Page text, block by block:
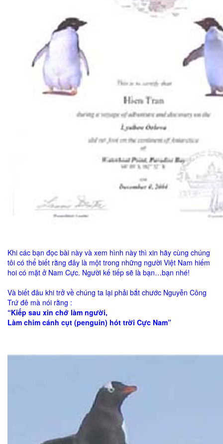
Khi các bạn đọc bài này và xem hình này thì xin hãy cùng chúng
tôi có thể biết rằng đây là một trong những người Việt Nam hiếm
hoi có mặt ở Nam Cực. Người kế tiếp sẽ là bạn…bạn nhé!
Và biết đâu khi trở về chúng ta lại phải bắt chước Nguyễn Công
Trứ đê mà nói rằng :
“Kiếp sau xin chớ làm người,
Làm chim cánh cụt (penguin) hót trời Cực Nam”